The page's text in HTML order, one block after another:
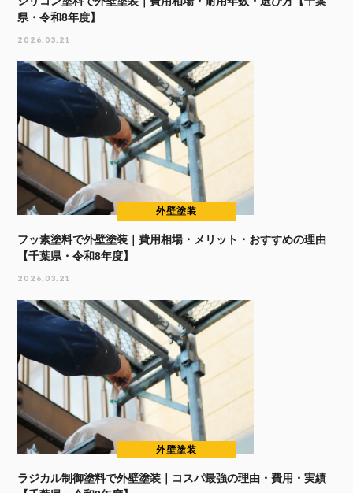
県・令和8年度】
2026.03.21
外壁塗装
フッ素塗料で外壁塗装｜費用相場・メリット・おすすめの理由
【千葉県・令和8年度】
2026.03.21
外壁塗装
ラジカル制御塗料で外壁塗装｜コスパ最強の理由・費用・実績